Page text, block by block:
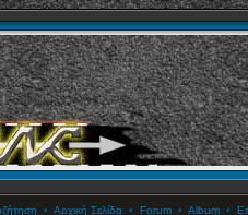
• Αρχική Σελίδα• Forum• Album•